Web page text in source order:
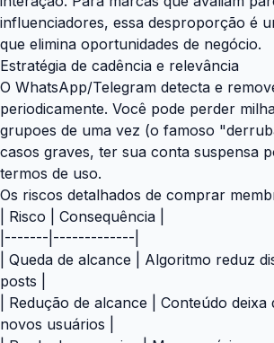
influenciadores, essa desproporção é
que elimina oportunidades de negócio.
Estratégia de cadência e relevância
O WhatsApp/Telegram detecta e
periodicamente. Você pode perder
grupoes de uma vez (o famoso
casos graves, ter sua conta suspensa
termos de uso.
Os riscos detalhados de comprar
| Risco | Consequência |
|-------|-------------|
| Queda de alcance | Algoritmo reduz
posts |
| Redução de alcance | Conteúdo
novos usuários |